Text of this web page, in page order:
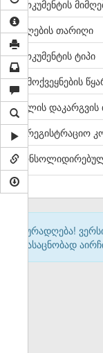
დოკუმენტის
მიღების თარიღი
დოკუმენტის ტიპი
გამოქვეყნების
ძალის
სარეგისტრაციო
ყურადღება!
გასაცნობად